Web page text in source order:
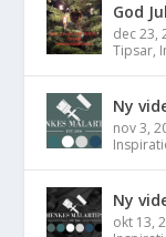
God
dec 23,
Tipsar,
Ny
nov 3,
Ny
okt 13,